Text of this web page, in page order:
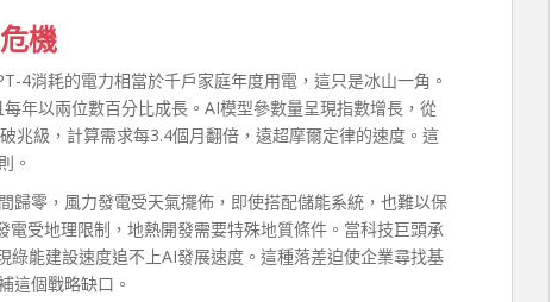
機
4消耗的電力相當於千戶家庭年度用電，這只是冰山一角。
年以兩位數百分比成長。AI模型參數量呈現指數增長，從
兆級，計算需求每3.4個月翻倍，遠超摩爾定律的速度。這
。
歸零，風力發電受天氣擺佈，即使搭配儲能系統，也難以保
受地理限制，地熱開發需要特殊地質條件。當科技巨頭承
能建設速度追不上AI發展速度。這種落差迫使企業尋找基
這個戰略缺口。